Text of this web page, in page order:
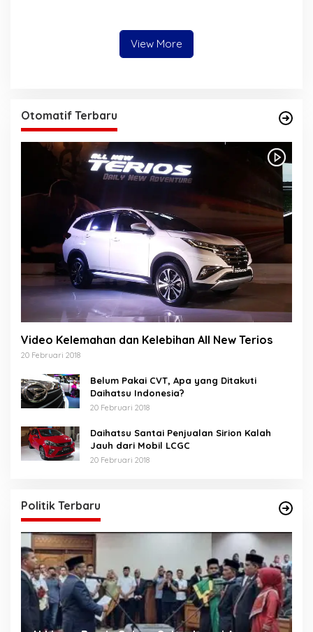
View More
Otomatif Terbaru
Video Kelemahan dan Kelebihan All New Terios
20 Februari 2018
Belum Pakai CVT, Apa yang Ditakuti
Daihatsu Indonesia?
20 Februari 2018
Daihatsu Santai Penjualan Sirion Kalah
Jauh dari Mobil LCGC
20 Februari 2018
Politik Terbaru